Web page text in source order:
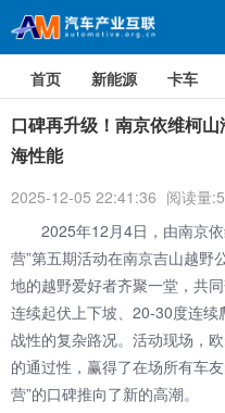
首页 新能源 卡车
口碑再升级！南京依维柯
海性能
2025-12-05 22:41:36 阅读量
2025年12月4日，由南京依
营”第五期活动在南京吉山越野
地的越野爱好者齐聚一堂，共
连续起伏上下坡、20-30度连
战性的复杂路况。活动现场，
的通过性，赢得了在场所有车
营”的口碑推向了新的高潮。